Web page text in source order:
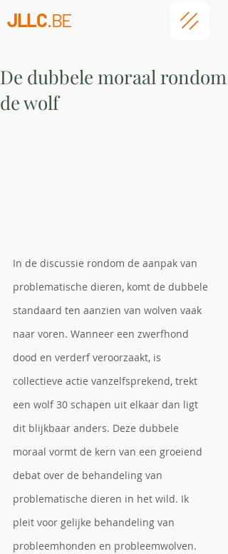
JLLC.BE
De dubbele moraal rondom
de wolf
In de discussie rondom de aanpak van
problematische dieren, komt de dubbele
standaard ten aanzien van wolven vaak
naar voren. Wanneer een zwerfhond
dood en verderf veroorzaakt, is
collectieve actie vanzelfsprekend, trekt
een wolf 30 schapen uit elkaar dan ligt
dit blijkbaar anders. Deze dubbele
moraal vormt de kern van een groeiend
debat over de behandeling van
problematische dieren in het wild. Ik
pleit voor gelijke behandeling van
probleemhonden en probleemwolven.